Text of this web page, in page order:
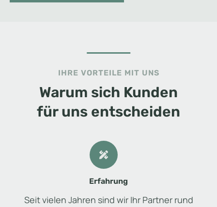
IHRE VORTEILE MIT UNS
Warum sich Kunden
für uns entscheiden
Erfahrung
Seit vielen Jahren sind wir Ihr Partner rund